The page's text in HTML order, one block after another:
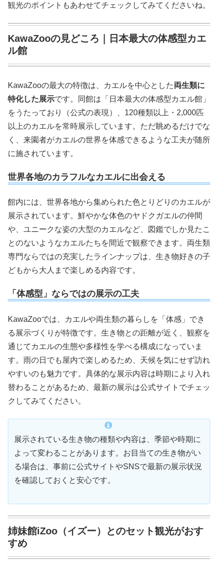
観光のポイントもあわせてチェックしてみてくださいね。
KawaZooの見どころ｜日本最大の体感型カエ
ル館
KawaZooの最大の特徴は、カエルを中心とした両生類に
特化した展示です。同館は「日本最大の体感型カエル館」
をうたっており（公式の表現）、120種類以上・2,000匹
以上のカエルを常時展示しています。ただ眺めるだけでな
く、来園者がカエルの世界を体感できるような工夫が随所
に施されています。
世界各地のカラフルなカエルに出会える
館内には、世界各地から集められた色とりどりのカエルが
展示されています。鮮やかな体色のヤドクガエルの仲間
や、ユニークな姿の大型のカエルなど、図鑑でしか見たこ
とのないようなカエルたちを間近で観察できます。両生類
専門ならではの充実したラインナップは、生き物好きの子
どもから大人まで楽しめる内容です。
「体感型」ならではの展示の工夫
KawaZooでは、カエルや両生類の暮らしを「体感」でき
る展示づくりが特徴です。生き物との距離が近く、観察を
通じてカエルの生態や多様性を学べる構成になっていま
す。雨の日でも屋内で楽しめるため、天候を気にせず訪れ
やすいのも魅力です。具体的な展示内容は時期により入れ
替わることがあるため、最新の展示は公式サイトでチェッ
クしてみてください。
展示されている生き物の種類や内容は、季節や時期に
よって変わることがあります。お目当ての生き物がい
る場合は、事前に公式サイトやSNSで最新の展示状況
を確認しておくと安心です。
姉妹館iZoo（イズー）とのセット観光がおす
すめ